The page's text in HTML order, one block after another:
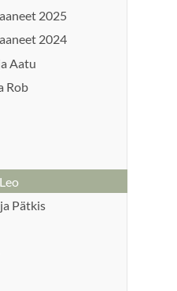
2025
2024
Aatu
Rob
Pätkis